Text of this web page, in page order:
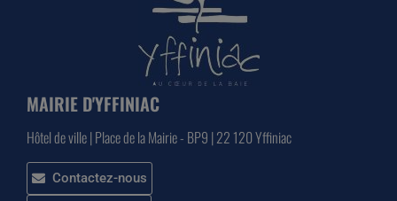
MAIRIE D'YFFINIAC
Hôtel de ville | Place de la Mairie - BP9 | 22 120 Yffiniac
Contactez-nous